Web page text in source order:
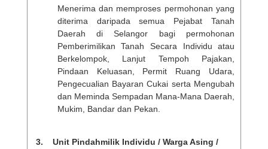
Menerima dan memproses permohonan yang
diterima daripada semua Pejabat Tanah
Daerah di Selangor bagi permohonan
Pemberimilikan Tanah Secara Individu atau
Berkelompok, Lanjut Tempoh Pajakan,
Pindaan Keluasan, Permit Ruang Udara,
Pengecualian Bayaran Cukai serta Mengubah
dan Meminda Sempadan Mana-Mana Daerah,
Mukim, Bandar dan Pekan.
3. Unit Pindahmilik Individu / Warga Asing /